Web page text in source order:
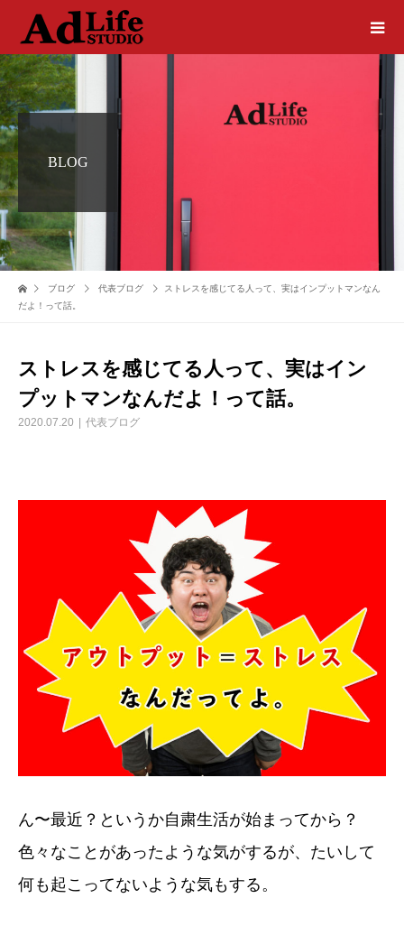
BLOG
ブログ 代表ブログ
ストレスを感じてる人って、実はインプットマンなん
だよ！って話。
ストレスを感じてる人って、実はイン
プットマンなんだよ！って話。
2020.07.20 代表ブログ
ん〜最近？というか自粛生活が始まってから？
色々なことがあったような気がするが、たいして
何も起こってないような気もする。